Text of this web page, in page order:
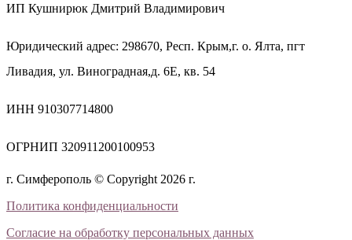
ИП Кушнирюк Дмитрий Владимирович
Юридический адрес: 298670, Респ. Крым,г. о. Ялта, пгт
Ливадия, ул. Виноградная,д. 6Е, кв. 54
ИНН 910307714800
ОГРНИП 320911200100953
г. Симферополь © Copyright 2026 г.
Политика конфиденциальности
Согласие на обработку персональных данных